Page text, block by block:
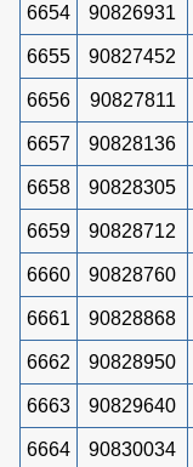
6654 90826931
6655 90827452
6656 90827811
6657 90828136
6658 90828305
6659 90828712
6660 90828760
6661 90828868
6662 90828950
6663 90829640
6664 90830034